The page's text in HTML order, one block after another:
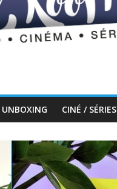
UNBOXING CINÉ / SÉRIES